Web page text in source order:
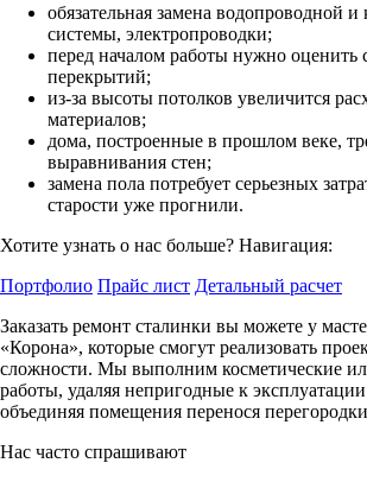
обязательная замена водопроводной
системы, электропроводки;
перед началом работы нужно оценить
перекрытий;
из-за высоты потолков увеличится
материалов;
дома, построенные в прошлом веке,
выравнивания стен;
замена пола потребует серьезных
старости уже прогнили.
Хотите узнать о нас больше? Навигация:
Портфолио Прайс лист Детальный расчет
Заказать ремонт сталинки вы можете у
«Корона», которые смогут реализовать
сложности. Мы выполним косметические
работы, удаляя непригодные к
объединяя помещения перенося
Нас часто спрашивают